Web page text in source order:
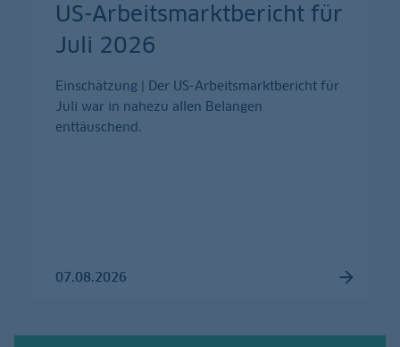
US-Arbeitsmarktbericht für
Juli 2026
Einschätzung | Der US-Arbeitsmarktbericht für
Juli war in nahezu allen Belangen
enttäuschend.
07.08.2026